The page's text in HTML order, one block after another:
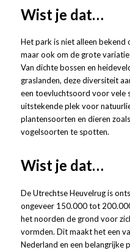
Wist je dat…
Het park is niet alleen bekend
maar ook om de grote
Van dichte bossen en
graslanden, deze diversiteit
een toevluchtsoord voor vele
uitstekende plek voor
plantensoorten en dieren
vogelsoorten te spotten.
Wist je dat…
De Utrechtse Heuvelrug is
ongeveer 150.000 tot
het noorden de grond voor
vormden. Dit maakt het een
Nederland en een belangrijke